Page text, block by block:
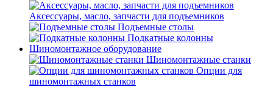
Аксессуары, масло, запчасти для подъемников
Подъемные столы
Подкатные колонны
Шиномонтажное оборудование
Шиномонтажные станки
Опции для
шиномонтажных станков